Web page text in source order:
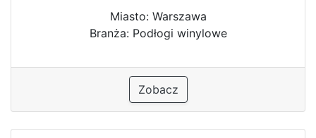
Miasto: Warszawa
Branża: Podłogi winylowe
Zobacz